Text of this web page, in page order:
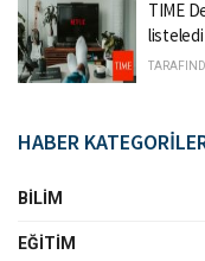
TIME
listeledi
HABER
BILIM
EĞITIM